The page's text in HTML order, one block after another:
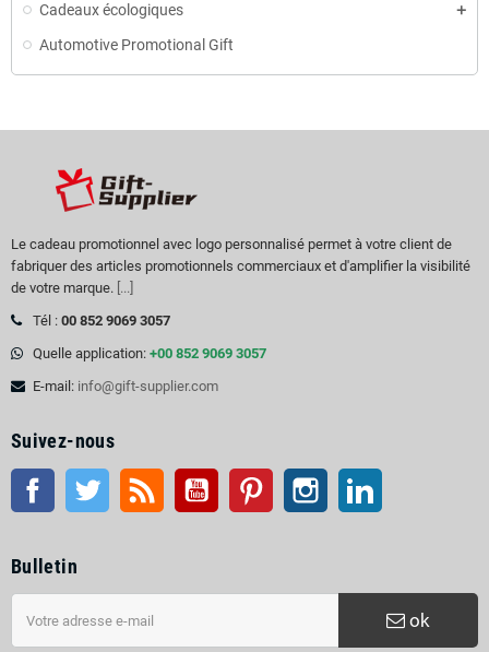
Cadeaux écologiques
Automotive Promotional Gift
Le cadeau promotionnel avec logo personnalisé permet à votre client de
fabriquer des articles promotionnels commerciaux et d'amplifier la visibilité
de votre marque. [...]
Tél : 00 852 9069 3057
Quelle application: +00 852 9069 3057
E-mail: info@gift-supplier.com
Suivez-nous
Facebook Twitter RSS Youtube Pinterest Instagram
Bulletin
ok